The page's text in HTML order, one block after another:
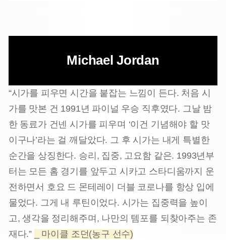
Michael Jordan
“시가를 피우면 시간을 붙잡는 느낌이 든다. 처음 시
가를 맛본 건 1991년 파이널 우승 직후였다. 그날 밤
한 동료가 건넨 시가를 피우며 ‘이건 기념해야 할 맛
이구나’라는 걸 깨달았다. 그 후 시가는 내게 특별한
순간을 상징한다. 승리, 집중, 고요함 같은. 1993년부
터는 모든 홈 경기를 앞두고 시카고 스타디움까지 운
전하면서 호요 드 몬테레이 더블 코로나를 항상 입에
물었다. 그게 내 루틴이었다. 시가는 집중력을 높이
고, 생각을 정리해주며, 나만의 템포를 되찾아주는 존
재다.”
_ 마이클 조던(농구 선수)